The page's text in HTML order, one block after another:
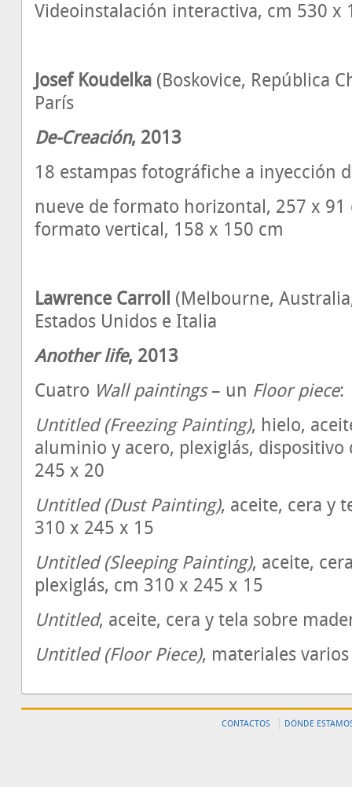
Videoinstalación interactiva, cm 530 x
Josef Koudelka (Boskovice, República
París
De-Creación, 2013
18 estampas fotográfiche a inyección
nueve de formato horizontal, 257 x
formato vertical, 158 x 150 cm
Lawrence Carroll (Melbourne,
Estados Unidos e Italia
Another life, 2013
Cuatro Wall paintings– un Floor piece:
Untitled (Freezing Painting), hielo,
aluminio y acero, plexiglás,
245 x 20
Untitled (Dust Painting), aceite, cera y
310 x 245 x 15
Untitled (Sleeping Painting), aceite,
plexiglás, cm 310 x 245 x 15
Untitled, aceite, cera y tela sobre
Untitled (Floor Piece), materiales varios
CONTACTOS DÓNDE